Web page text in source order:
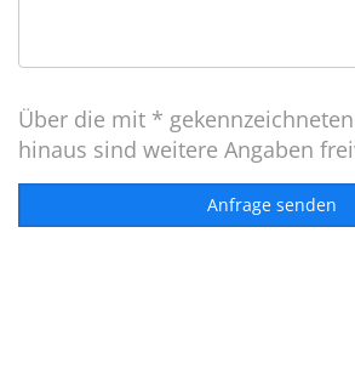
Über die mit *
hinaus sind weitere Angaben